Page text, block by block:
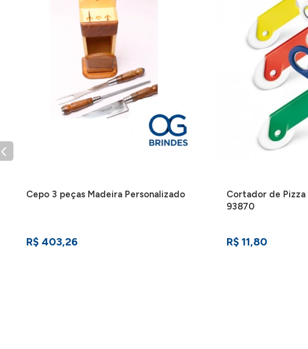
Cepo 3 peças Madeira Personalizado
R$ 403,26
Cortador de Pizza
93870
R$ 11,80